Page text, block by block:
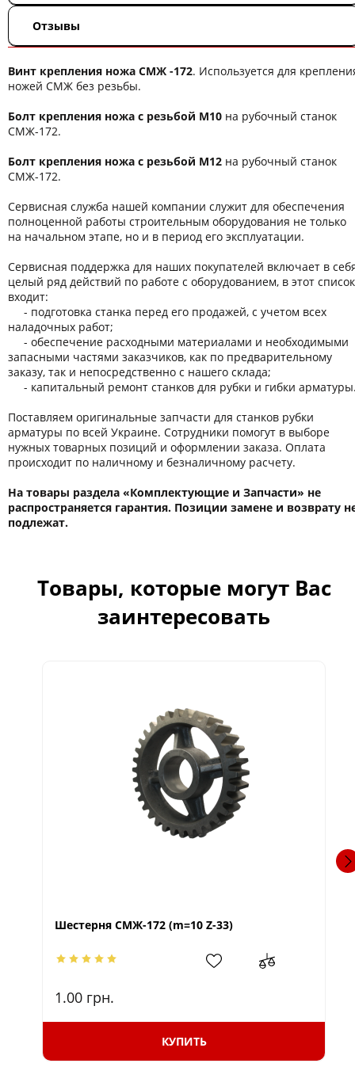
Отзывы
Винт крепления ножа СМЖ -172. Используется для
ножей СМЖ без резьбы.
Болт крепления ножа с резьбой М10 на рубочный станок
СМЖ-172.
Болт крепления ножа с резьбой М12 на рубочный станок
СМЖ-172.
Сервисная служба нашей компании служит для обеспечения
полноценной работы строительным оборудования не только
на начальном этапе, но и в период его эксплуатации.
Сервисная поддержка для наших покупателей включает в
целый ряд действий по работе с оборудованием, в этот список
входит:
- подготовка станка перед его продажей, с учетом всех
наладочных работ;
- обеспечение расходными материалами и необходимыми
запасными частями заказчиков, как по предварительному
заказу, так и непосредственно с нашего склада;
- капитальный ремонт станков для рубки и гибки
Поставляем оригинальные запчасти для станков рубки
арматуры по всей Украине. Сотрудники помогут в выборе
нужных товарных позиций и оформлении заказа. Оплата
происходит по наличному и безналичному расчету.
На товары раздела «Комплектующие и Запчасти» не
распространяется гарантия. Позиции замене и возврату
подлежат.
Товары, которые могут Вас
заинтересовать
Шестерня СМЖ-172 (m=10 Z-33)
1.00 грн.
КУПИТЬ